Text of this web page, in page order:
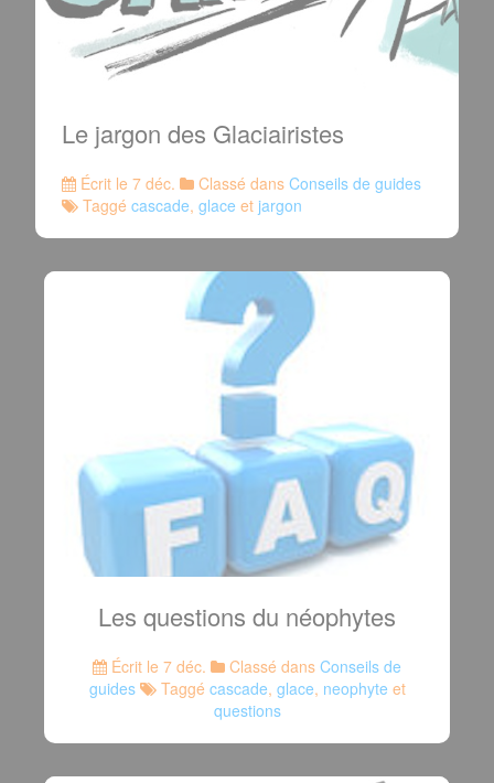
Le jargon des Glaciairistes
Écrit le 7 déc. Classé dans Conseils de guides
Taggé cascade, glace et jargon
Les questions du néophytes
Écrit le 7 déc. Classé dans Conseils de
guides
Taggé cascade, glace, neophyte et
questions